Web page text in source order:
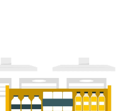
yang boleh